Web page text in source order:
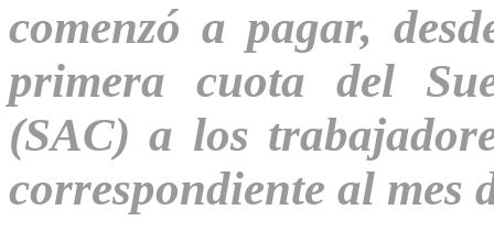
comenzó a pagar,
primera cuota del
(SAC) a los
correspondiente al mes